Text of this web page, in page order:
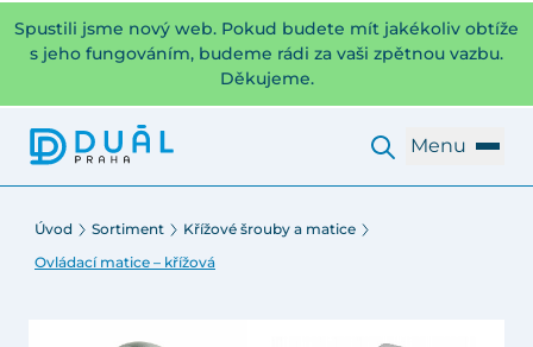
Spustili jsme nový web. Pokud budete mít jakékoliv obtíže
s jeho fungováním, budeme rádi za vaši zpětnou vazbu.
Děkujeme.
Menu
Úvod Sortiment
Křížové šrouby a matice
Ovládací matice – křížová